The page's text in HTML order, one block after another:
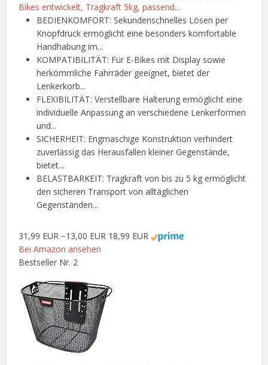
Bikes entwickelt, Tragkraft 5kg, passend...
BEDIENKOMFORT: Sekundenschnelles Lösen per
Knopfdruck ermöglicht eine besonders komfortable
Handhabung im...
KOMPATIBILITÄT: Für E-Bikes mit Display sowie
herkömmliche Fahrräder geeignet, bietet der
Lenkerkorb...
FLEXIBILITÄT: Verstellbare Halterung ermöglicht eine
individuelle Anpassung an verschiedene Lenkerformen
und...
SICHERHEIT: Engmaschige Konstruktion verhindert
zuverlässig das Herausfallen kleiner Gegenstände,
bietet...
BELASTBARKEIT: Tragkraft von bis zu 5 kg ermöglicht
den sicheren Transport von alltäglichen
Gegenständen...
31,99 EUR −13,00 EUR 18,99 EUR
Bei Amazon ansehen
Bestseller Nr. 2